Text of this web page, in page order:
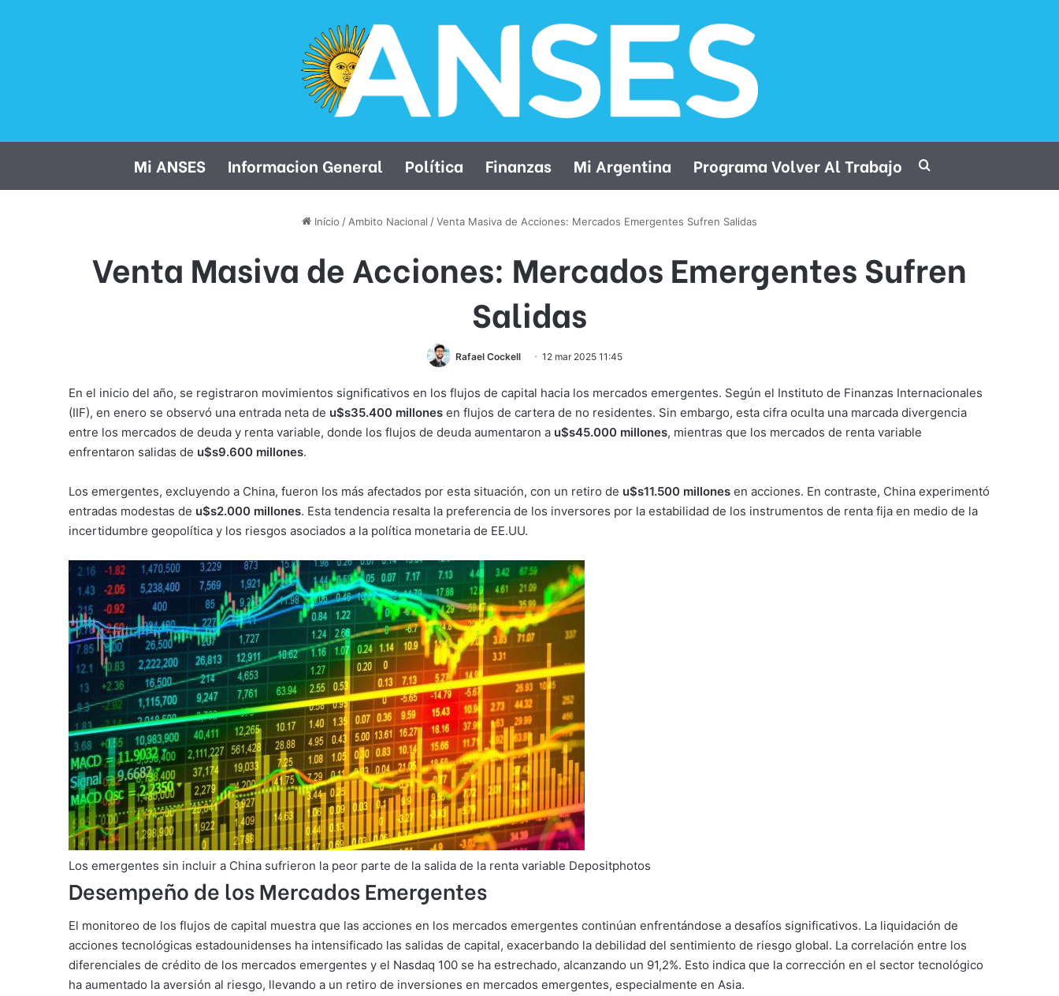
Mi ANSES Informacion General Política Finanzas Mi Argentina Programa Volver Al Trabajo
Início / Ambito Nacional /Venta Masiva de Acciones: Mercados Emergentes Sufren Salidas
Venta Masiva de Acciones: Mercados Emergentes Sufren
Salidas
Rafael Cockell 12 mar 2025 11:45
En el inicio del año, se registraron movimientos significativos en los flujos de capital hacia los mercados emergentes. Según el Instituto de Finanzas Internacionales
(IIF), en enero se observó una entrada neta de u$s35.400 millones en flujos de cartera de no residentes. Sin embargo, esta cifra oculta una marcada divergencia
entre los mercados de deuda y renta variable, donde los flujos de deuda aumentaron a u$s45.000 millones, mientras que los mercados de renta variable
enfrentaron salidas de u$s9.600 millones.
Los emergentes, excluyendo a China, fueron los más afectados por esta situación, con un retiro de u$s11.500 millones en acciones. En contraste, China experimentó
entradas modestas de u$s2.000 millones. Esta tendencia resalta la preferencia de los inversores por la estabilidad de los instrumentos de renta fija en medio de la
incertidumbre geopolítica y los riesgos asociados a la política monetaria de EE.UU.
Los emergentes sin incluir a China sufrieron la peor parte de la salida de la renta variable Depositphotos
Desempeño de los Mercados Emergentes
El monitoreo de los flujos de capital muestra que las acciones en los mercados emergentes continúan enfrentándose a desafíos significativos. La liquidación de
acciones tecnológicas estadounidenses ha intensificado las salidas de capital, exacerbando la debilidad del sentimiento de riesgo global. La correlación entre los
diferenciales de crédito de los mercados emergentes y el Nasdaq 100 se ha estrechado, alcanzando un 91,2%. Esto indica que la corrección en el sector tecnológico
ha aumentado la aversión al riesgo, llevando a un retiro de inversiones en mercados emergentes, especialmente en Asia.